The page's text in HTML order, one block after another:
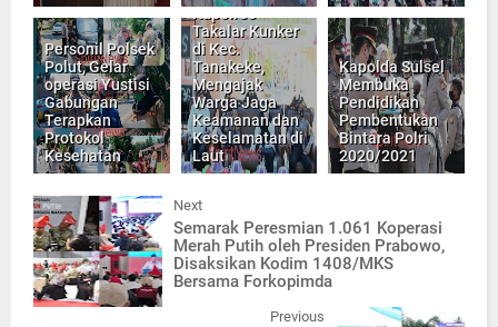
Personil Polsek
Polut, Gelar
operasi Yustisi
Gabungan
Terapkan
Protokol
Kesehatan
Kapolres
Takalar Kunker
di Kec.
Tanakeke,
Mengajak
Warga Jaga
Keamanan dan
Keselamatan di
Laut
Kapolda Sulsel
Membuka
Pendidikan
Pembentukan
Bintara Polri
2020/2021
Next
Semarak Peresmian 1.061 Koperasi
Merah Putih oleh Presiden Prabowo,
Disaksikan Kodim 1408/MKS
Bersama Forkopimda
Previous